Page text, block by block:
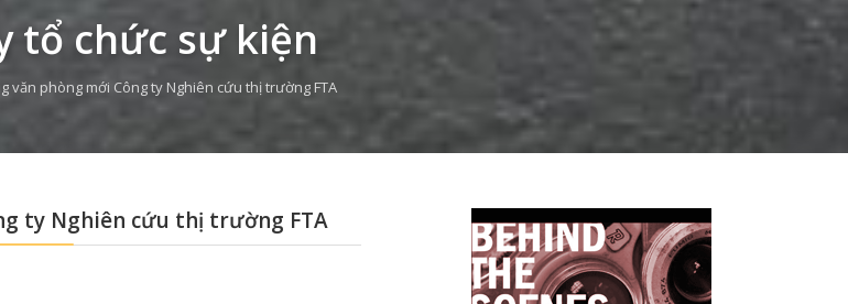
tổ chức sự kiện
văn phòng mới Công ty Nghiên cứu thị trường FTA
ty Nghiên cứu thị trường FTA